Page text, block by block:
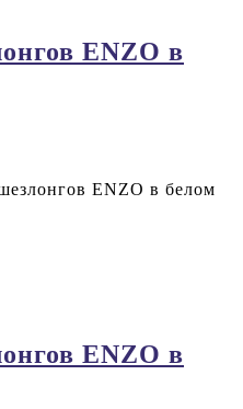
ENZO в
ENZO в белом
ENZO в